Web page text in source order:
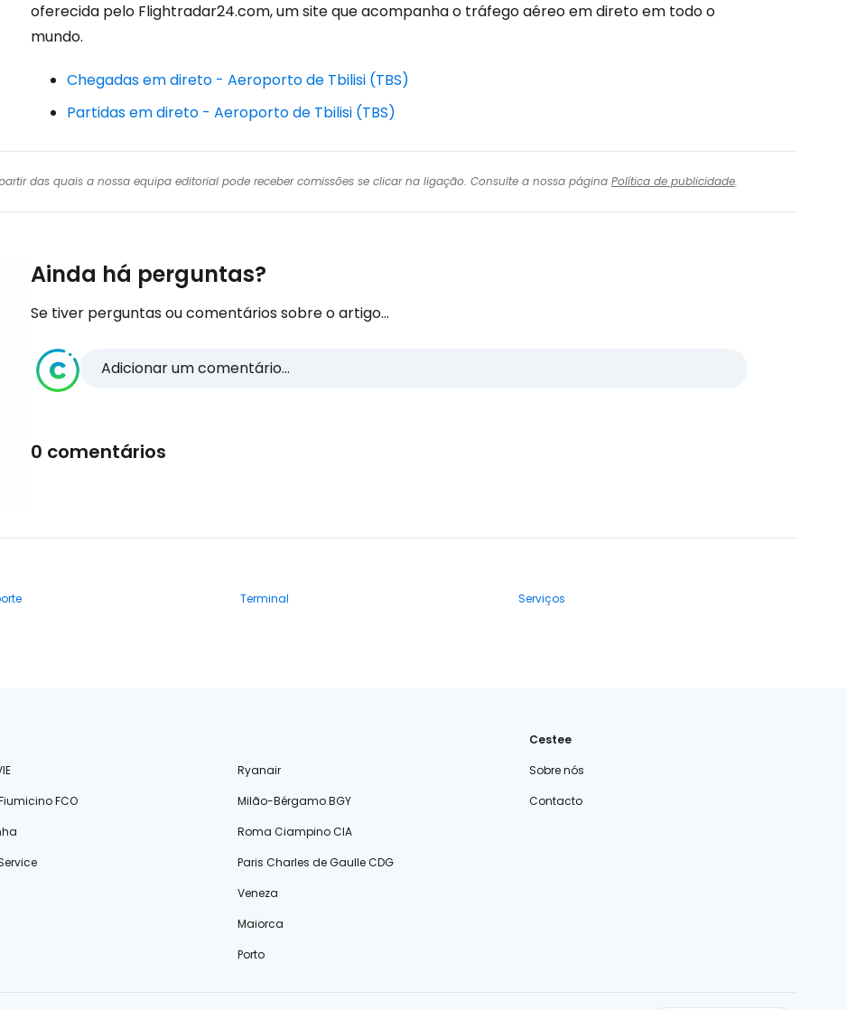
oferecida pelo Flightradar24.com, um site que acompanha o tráfego aéreo em direto em todo o
mundo.
Chegadas em direto - Aeroporto de Tbilisi (TBS)
Partidas em direto - Aeroporto de Tbilisi (TBS)
das quais a nossa equipa editorial pode receber comissões se clicar na ligação. Consulte a nossa página Política de publicidade.
Ainda há perguntas?
Se tiver perguntas ou comentários sobre o artigo...
Adicionar um comentário...
0 comentários
Terminal
Serviços
Ryanair
FCO
Milão-Bérgamo BGY
Roma Ciampino CIA
Paris Charles de Gaulle CDG
Veneza
Maiorca
Porto
Cestee
Sobre nós
Contacto